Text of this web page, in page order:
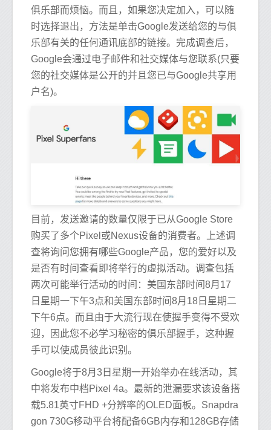
俱乐部而烦恼。而且，如果您决定加入，可以随
时选择退出，方法是单击Google发送给您的与俱
乐部有关的任何通讯底部的链接。完成调查后，
Google会通过电子邮件和社交媒体与您联系(只要
您的社交媒体是公开的并且您已与Google共享用
户名)。
目前，发送邀请的数量仅限于已从Google Store
购买了多个Pixel或Nexus设备的消费者。上述调
查将询问您拥有哪些Google产品，您的爱好以及
是否有时间查看即将举行的虚拟活动。调查包括
两次可能举行活动的时间：美国东部时间8月17
日星期一下午3点和美国东部时间8月18日星期二
下午6点。而且由于大流行现在使握手变得不受欢
迎，因此您不必学习秘密的俱乐部握手，这种握
手可以使成员彼此识别。
Google将于8月3日星期一开始举办在线活动，其
中将发布中档Pixel 4a。最新的泄漏要求该设备搭
载5.81英寸FHD +分辨率的OLED面板。Snapdra
gon 730G移动平台将配备6GB内存和128GB存储